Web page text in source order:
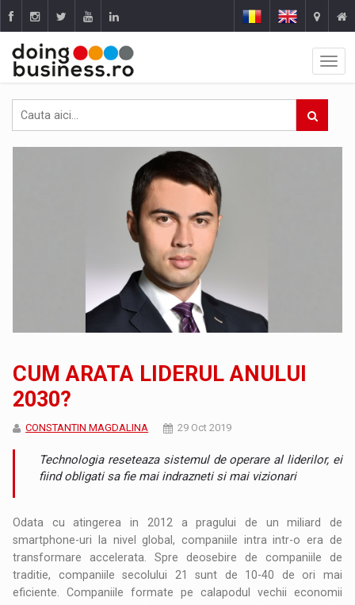
CUM ARATA LIDERUL ANULUI
2030?
CONSTANTIN MAGDALINA 29 Oct 2019
Technologia reseteaza sistemul de operare al liderilor, ei
fiind obligati sa fie mai indrazneti si mai vizionari
Odata cu atingerea in 2012 a pragului de un miliard de
smartphone-uri la nivel global, companiile intra intr-o era de
transformare accelerata. Spre deosebire de companiile de
traditie, companiile secolului 21 sunt de 10-40 de ori mai
eficiente. Companiile formate pe calapodul vechii economii